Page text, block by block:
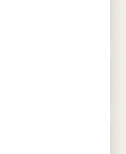
ядки?